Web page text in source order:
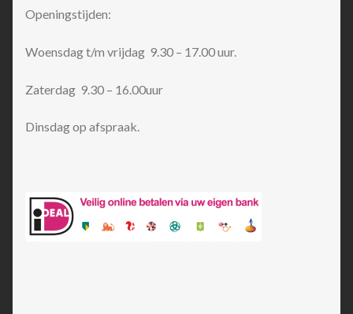
Openingstijden:
Woensdag t/m vrijdag 9.30 – 17.00 uur.
Zaterdag 9.30 – 16.00uur
Dinsdag op afspraak.